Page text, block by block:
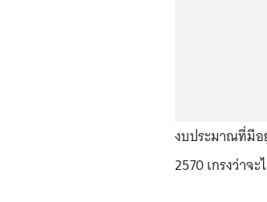
งบประมาณที่มีอ
2570 เกรงว่า